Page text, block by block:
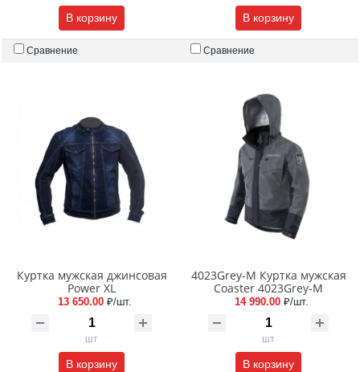
В корзину
Сравнение
В корзину
Сравнение
Куртка мужская джинсовая
Power XL
13 650.00 ₽/шт.
шт
В корзину
4023Grey-M Куртка мужская
Coaster 4023Grey-M
14 990.00 ₽/шт.
шт
В корзину